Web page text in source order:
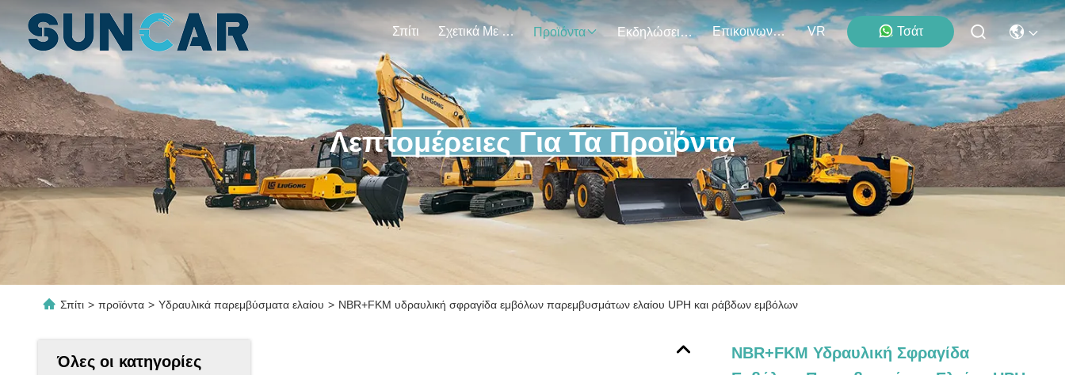
Σπίτι Σχετικά Με Εμάς Προϊόντα Εκδηλώσεις Επικοινωνήστε Μαζί Μας VR Τσάτ
Λεπτομέρειες Για Τα Προϊόντα
Σπίτι > προϊόντα > Υδραυλικά παρεμβύσματα ελαίου > NBR+FKM υδραυλική σφραγίδα εμβόλων παρεμβυσμάτων ελαίου UPH και ράβδων εμβόλων
Όλες οι κατηγορίες
NBR+FKM Υδραυλική Σφραγίδα